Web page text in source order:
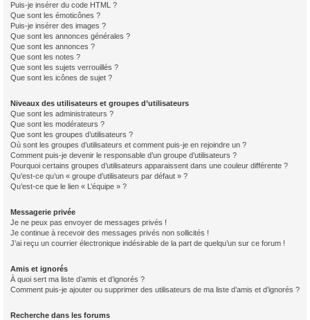
Puis-je insérer du code HTML ?
Que sont les émoticônes ?
Puis-je insérer des images ?
Que sont les annonces générales ?
Que sont les annonces ?
Que sont les notes ?
Que sont les sujets verrouillés ?
Que sont les icônes de sujet ?
Niveaux des utilisateurs et groupes d’utilisateurs
Que sont les administrateurs ?
Que sont les modérateurs ?
Que sont les groupes d’utilisateurs ?
Où sont les groupes d’utilisateurs et comment puis-je en rejoindre un ?
Comment puis-je devenir le responsable d’un groupe d’utilisateurs ?
Pourquoi certains groupes d’utilisateurs apparaissent dans une couleur différente ?
Qu’est-ce qu’un « groupe d’utilisateurs par défaut » ?
Qu’est-ce que le lien « L’équipe » ?
Messagerie privée
Je ne peux pas envoyer de messages privés !
Je continue à recevoir des messages privés non sollicités !
J’ai reçu un courrier électronique indésirable de la part de quelqu’un sur ce forum !
Amis et ignorés
À quoi sert ma liste d’amis et d’ignorés ?
Comment puis-je ajouter ou supprimer des utilisateurs de ma liste d’amis et d’ignorés ?
Recherche dans les forums